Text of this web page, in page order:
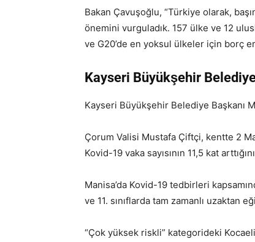
Bakan Çavuşoğlu, “Türkiye olarak,
önemini vurguladık. 157 ülke ve 12
ve G20’de en yoksul ülkeler için borç
Kayseri Büyükşehir Belediye
Kayseri Büyükşehir Belediye Başkanı
Çorum Valisi Mustafa Çiftçi, kentte 2
Kovid-19 vaka sayısının 11,5 kat
Manisa’da Kovid-19 tedbirleri
ve 11. sınıflarda tam zamanlı uzaktan
“Çok yüksek riskli” kategorideki